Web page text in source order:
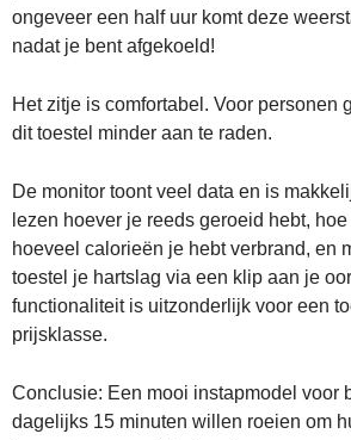
ongeveer een half uur komt deze
nadat je bent afgekoeld!
Het zitje is comfortabel. Voor personen
dit toestel minder aan te raden.
De monitor toont veel data en is
lezen hoever je reeds geroeid hebt,
hoeveel calorieën je hebt verbrand, en
toestel je hartslag via een klip aan je
functionaliteit is uitzonderlijk voor een
prijsklasse.
Conclusie: Een mooi instapmodel voor
dagelijks 15 minuten willen roeien om